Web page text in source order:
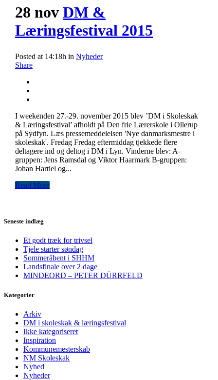
28 nov DM &
Læringsfestival 2015
Posted at 14:18h in Nyheder
Share
I weekenden 27.-29. november 2015 blev ’DM i Skoleskak
& Læringsfestival’ afholdt på Den frie Lærerskole i Ollerup
på Sydfyn. Læs pressemeddelelsen 'Nye danmarksmestre i
skoleskak'. Fredag Fredag eftermiddag tjekkede flere
deltagere ind og deltog i DM i Lyn. Vinderne blev: A-
gruppen: Jens Ramsdal og Viktor Haarmark B-gruppen:
Johan Hartiel og...
Read More
Seneste indlæg
Et godt træk for trivsel
Tjele starter søndag
Sommeråbent i SHHM
Landsfinale over 2 dage
MINDEORD – PETER DÜRRFELD
Kategorier
Arkiv
DM i skoleskak & læringsfestival
Ikke kategoriseret
Inspiration
Kommunemesterskab
NM Skoleskak
Nyhed
Nyheder